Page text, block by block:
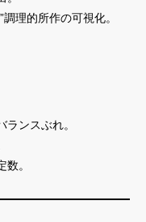
理的所作の可視化。
ランスぶれ。
数。